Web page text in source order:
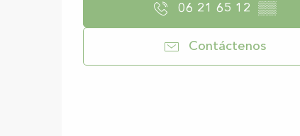
06 21 65 12 ▒▒
Contáctenos